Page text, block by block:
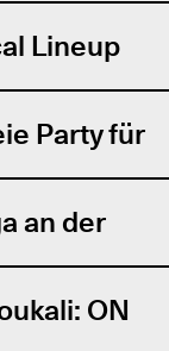
Lineup
Party für
an der
ON